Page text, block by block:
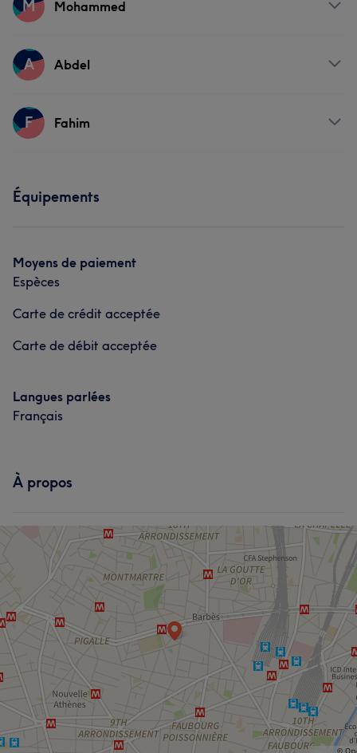
M Mohammed
Prestations
A Abdel
Prestations
F Fahim
Équipements
Moyens de paiement
Espèces
Carte de crédit acceptée
Carte de débit acceptée
Langues parlées
Français
À propos